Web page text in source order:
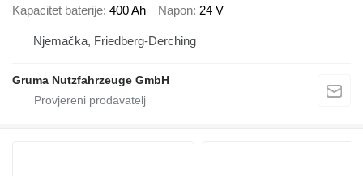
Kapacitet baterije 400 Ah Napon 24 V
Njemačka, Friedberg-Derching
Gruma Nutzfahrzeuge GmbH